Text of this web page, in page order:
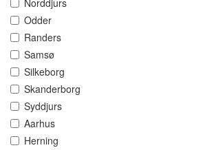
Norddjurs
Odder
Randers
Samsø
Silkeborg
Skanderborg
Syddjurs
Aarhus
Herning